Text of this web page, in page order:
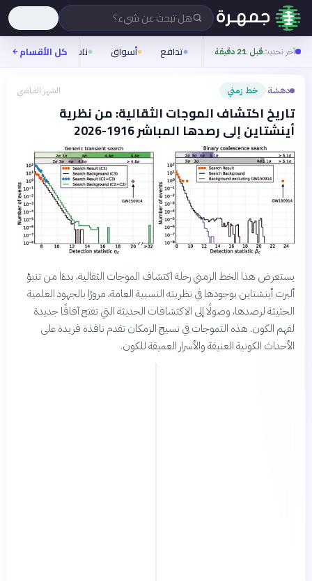
هل تبحث عن شيء؟
آخر تحديثقبل 21 دقيقة تدافع أسواق ناس روح
كل الأقسام
دهشة› خط زمني الشهر الماضي
تاريخ اكتشاف الموجات الثقالية: من نظرية
أينشتاين إلى رصدها المباشر 1916-2026
يستعرض هذا الخط الزمني رحلة اكتشاف الموجات الثقالية، بدءًا من تنبؤ
ألبرت أينشتاين بوجودها في نظريته النسبية العامة، مرورًا بالجهود العلمية
الحثيثة لرصدها، وصولًا إلى الاكتشافات الحديثة التي تفتح آفاقًا جديدة
لفهم الكون. هذه التموجات في نسيج الزمكان تقدم نافذة فريدة على
الأحداث الكونية العنيفة والأسرار العميقة للكون.